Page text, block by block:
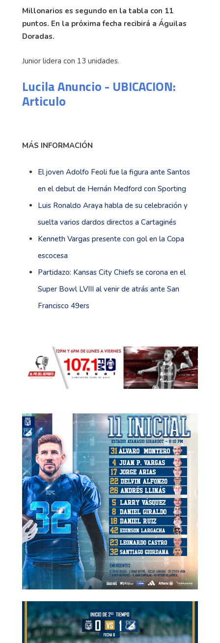
Millonarios es segundo en la tabla con 11
puntos. En la próxima fecha recibirá a Águilas
Doradas.
Junior lidera con 13 unidades.
Lucila Anuncio - UBICACION:
Articulo
MÁS INFORMACIÓN
El joven Adolfo Feoli fue la figura ante Santos
en el debut de Hernán Medford con Sporting
Luis Ronaldo Araya habla de su celebración y
suelta varios dardos directos a Cartaginés
Kenneth Vargas presente con gol en la Copa
escocesa
Partidazo: Kansas City Chiefs se corona en el
Super Bowl LVIII al venir de atrás ante San
Francisco 49ers